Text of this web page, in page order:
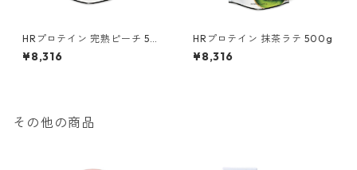
HRプロテイン 完熟ピーチ 50
0g
¥8,316
HRプロテイン 抹茶ラテ 500g
¥8,316
その他の商品